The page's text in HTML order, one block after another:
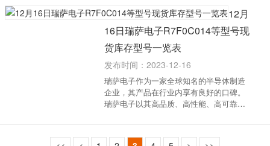
储器芯片等，广泛应用于汽车、工业控
制、消费电子...
12月
16日瑞萨电子R7F0C014等型号现
货库存型号一览表
发布时间：2023-12-16
瑞萨电子作为一家全球知名的半导体制造
企业，其产品在行业内享有良好的口碑。
瑞萨电子以其高品质、高性能、高可靠性
瑞萨电子代理商​-中芯巨能12月16日瑞萨电